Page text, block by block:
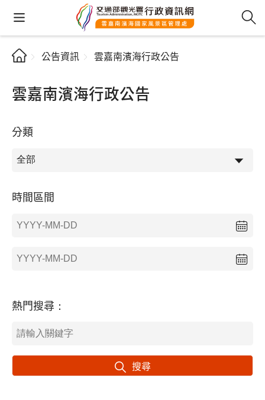
公告資訊 雲嘉南濱海行政公告
雲嘉南濱海行政公告
分類
時間區間
熱門搜尋：
搜尋